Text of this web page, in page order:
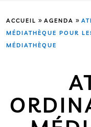
ACCUEIL » AGENDA »
MÉDIATHÈQUE POUR
MÉDIATHÈQUE